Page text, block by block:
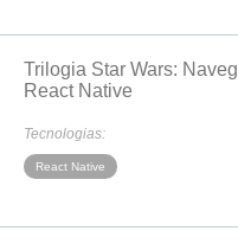
Trilogia Star Wars:
React Native
Tecnologias:
React Native